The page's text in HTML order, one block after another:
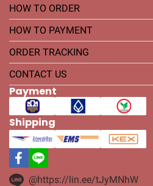
HOW TO ORDER
HOW TO PAYMENT
ORDER TRACKING
CONTACT US
Payment
Shipping
@https://lin.ee/tJyMNhW